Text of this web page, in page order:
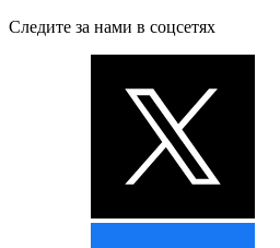
Следите за нами в соцсетях